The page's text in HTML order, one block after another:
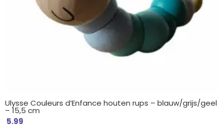
Ulysse Couleurs d’Enfance houten rups – blauw/grijs/geel
– 15,5 cm
5.99